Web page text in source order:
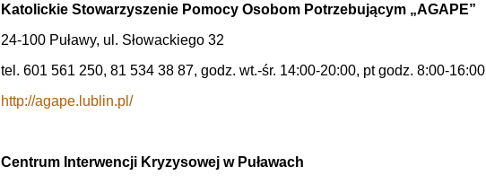
Katolickie Stowarzyszenie Pomocy Osobom Potrzebującym „AGAPE”
24-100 Puławy, ul. Słowackiego 32
tel. 601 561 250, 81 534 38 87, godz. wt.-śr. 14:00-20:00, pt godz. 8:00-16:00
http://agape.lublin.pl/
Centrum Interwencji Kryzysowej w Puławach